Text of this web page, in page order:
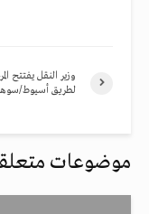
وزير النقل يفتتح
لطريق أسيوط/
موضوعات